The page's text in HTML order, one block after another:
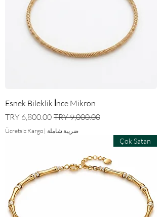
Esnek Bileklik İnce Mikron
سعر عادي
سعر البيع
ضريبة شاملة |
Ücretsiz Kargo
Çok Satan